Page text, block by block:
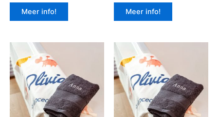
Meer info! Meer info!